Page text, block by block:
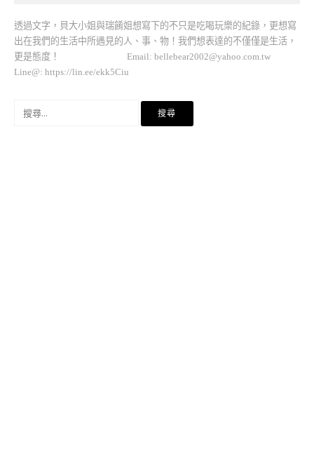
透過文字，貝大小姐與瑞餚姐想寫下的不只是吃喝玩樂的紀錄，更想寫
出在我們的生活中所遇見的人、事、物！我們想表達的不僅僅是生活，
更是態度！ Email: bellebear2002@yahoo.com.tw
Line@: https://lin.ee/ekk5Ciu